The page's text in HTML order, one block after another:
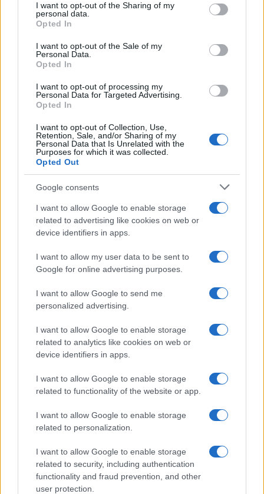
not limited to your visit or usage behaviour. You may click to
grant or deny consent to Google and its third-party tags to
use your data for below specified purposes in below Google
consent section.
I want to opt-out of the Sharing of my
personal data.
Opted In
I want to opt-out of the Sale of my
Personal Data.
Opted In
I want to opt-out of processing my
Personal Data for Targeted Advertising.
Opted In
I want to opt-out of Collection, Use,
Retention, Sale, and/or Sharing of my
Personal Data that Is Unrelated with the
Purposes for which it was collected.
Opted Out
Google consents
I want to allow Google to enable storage
related to advertising like cookies on web or
device identifiers in apps.
I want to allow my user data to be sent to
Google for online advertising purposes.
I want to allow Google to send me
personalized advertising.
I want to allow Google to enable storage
related to analytics like cookies on web or
device identifiers in apps.
I want to allow Google to enable storage
related to functionality of the website or app.
I want to allow Google to enable storage
related to personalization.
I want to allow Google to enable storage
related to security, including authentication
functionality and fraud prevention, and other
user protection.
Continua a leggere
Matrimonio Cristiano Ronaldo: il grande evento a
Madeira nel weekend del 9 agosto
Beatrice Bonaventura · 8 Ago 2026
LIFESTYLE
Sri Lanka: itinerari tra spiritualità, architettura e
spiagge paradisiache
Matteo Pellegrino · 8 Ago 2026